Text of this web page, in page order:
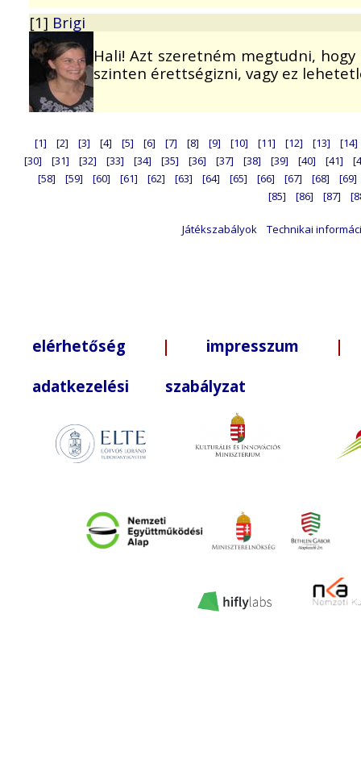
[1] Brigi
Hali! Azt szeretném megtudni,
szinten érettségizni, vagy ez
[1] [2] [3] [4] [5] [6] [7] [8] [9] [10] [11] [12] [13]
[14]
[30]
[31] [32] [33] [34] [35] [36] [37] [38] [39] [40] [41]
[58]
[59] [60] [61] [62] [63] [64] [65] [66] [67] [68]
[69]
[85]
[86] [87]
Játékszabályok Technikai
elérhetőség | impresszum |
adatkezelési szabályzat